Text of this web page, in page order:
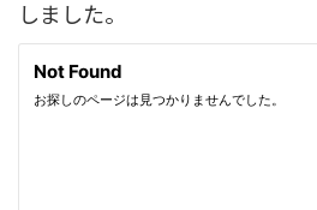
しました。